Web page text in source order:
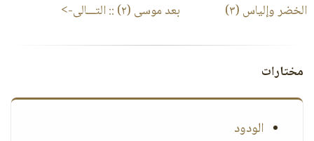
الخضر وإلياس (٣)
بعد موسى (٢)
:: التـــالى->
مختارات
الودود